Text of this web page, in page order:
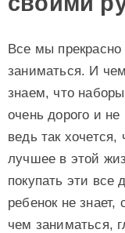
Все мы
заниматься. И
знаем, что наборы
очень дорого и
ведь так
лучшее в этой
покупать эти все
ребенок не знает,
чем заниматься,